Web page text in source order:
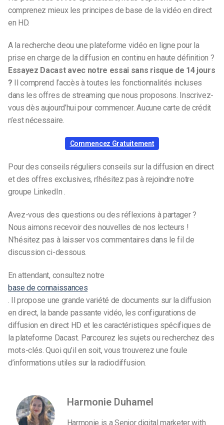
comprenez mieux les principes de base de la vidéo en direct
en HD.
A la recherche deou une plateforme vidéo en ligne pour la
prise en charge de la diffusion en continu en haute définition ?
Essayez Dacast avec notre essai sans risque de 14 jours
? Il comprend l’accès à toutes les fonctionnalités incluses
dans les offres de streaming que nous proposons. Inscrivez-
vous dès aujourd’hui pour commencer. Aucune carte de crédit
n’est nécessaire.
Commencez Gratuitement
Pour des conseils réguliers conseils sur la diffusion en direct
et des offres exclusives, n’hésitez pas à rejoindre notre
groupe LinkedIn .
Avez-vous des questions ou des réflexions à partager ?
Nous aimons recevoir des nouvelles de nos lecteurs !
N’hésitez pas à laisser vos commentaires dans le fil de
discussion ci-dessous.
En attendant, consultez notre
base de connaissances
. Il propose une grande variété de documents sur la diffusion
en direct, la bande passante vidéo, les configurations de
diffusion en direct HD et les caractéristiques spécifiques de
la plateforme Dacast. Parcourez les sujets ou recherchez des
mots-clés. Quoi qu’il en soit, vous trouverez une foule
d’informations utiles sur la radiodiffusion.
Harmonie Duhamel
Harmonie is a Senior digital marketer with